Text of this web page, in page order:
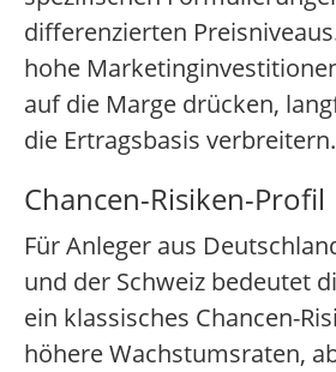
differenzierten
hohe
auf die Marge drücken,
die Ertragsbasis verbreitern.
Chancen-Risiken-Profil
Für Anleger aus
und der Schweiz bedeutet
ein klassisches Chancen-
höhere Wachstumsraten,